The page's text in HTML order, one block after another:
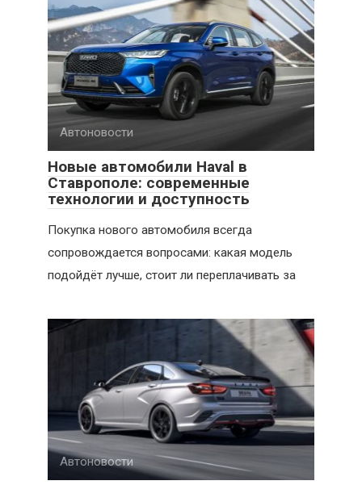
Автоновости
Новые автомобили Haval в
Ставрополе: современные
технологии и доступность
Покупка нового автомобиля всегда
сопровождается вопросами: какая модель
подойдёт лучше, стоит ли переплачивать за
Автоновости